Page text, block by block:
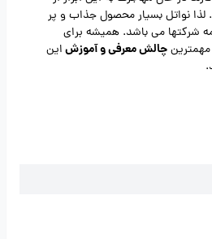
نواتل بسیار محصول جذاب و پر
شرکتها می باشد. همیشه برای
چالش معرفی و آموزشاین